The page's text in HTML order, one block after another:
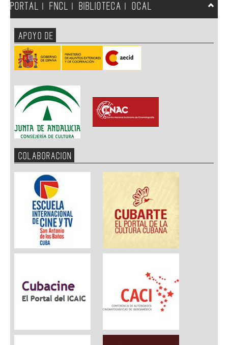
PORTAL
FNCL BIBLIOTECA OCAL
APOYO DE
COLABORACION